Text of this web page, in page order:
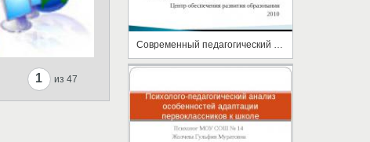
1 из 47
Современный педагогический опыт